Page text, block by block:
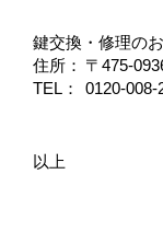
鍵交換・修理の
住所： 〒475-
TEL：
0120-008-
以上